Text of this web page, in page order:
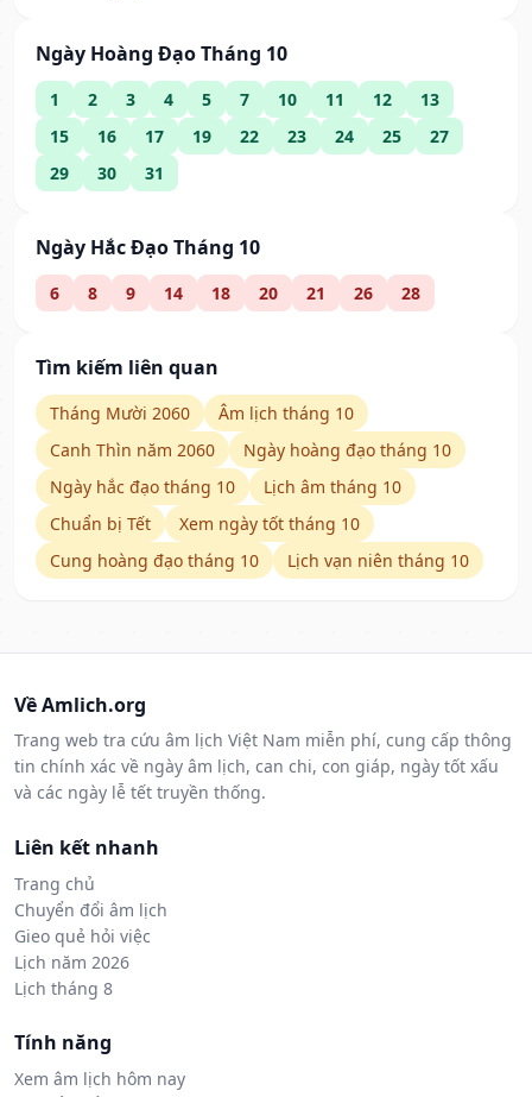
Ngày Hoàng Đạo Tháng 10
1 2 3 4 5 7 10 11 12
13
15
16 17 19 22 23 24 25
27
29
30 31
Ngày Hắc Đạo Tháng 10
6 8 9 14 18 20 21 26 28
Tìm kiếm liên quan
Tháng Mười 2060
Âm lịch tháng 10
Canh Thìn năm 2060
Ngày hoàng đạo tháng 10
Ngày hắc đạo tháng 10
Lịch âm tháng 10
Chuẩn bị Tết
Xem ngày tốt tháng 10
Cung hoàng đạo tháng 10
Lịch vạn niên tháng 10
Về Amlich.org
Trang web tra cứu âm lịch Việt Nam miễn phí, cung cấp thông
tin chính xác về ngày âm lịch, can chi, con giáp, ngày tốt xấu
và các ngày lễ tết truyền thống.
Liên kết nhanh
Trang chủ
Chuyển đổi âm lịch
Gieo quẻ hỏi việc
Lịch năm 2026
Lịch tháng 8
Tính năng
Xem âm lịch hôm nay